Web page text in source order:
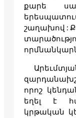
քարե
շաղախով :
որոշ
եղել է
կրթական